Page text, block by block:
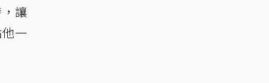
讓
一